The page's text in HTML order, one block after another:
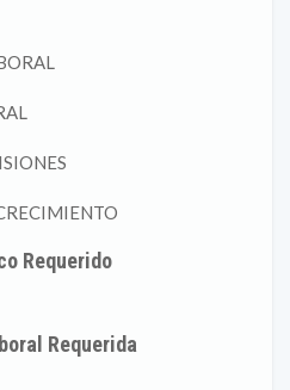
Requerido
Requerida